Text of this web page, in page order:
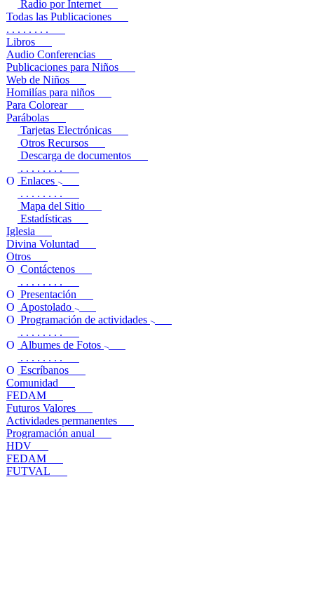
Radio por Internet
Todas las Publicaciones
. . . . . . . .
Libros
Audio Conferencias
Publicaciones para Niños
Web de Niños
Homilías para niños
Para Colorear
Parábolas
Tarjetas Electrónicas
Otros Recursos
Descarga de documentos
. . . . . . . .
Enlaces
. . . . . . . .
Mapa del Sitio
Estadísticas
Iglesia
Divina Voluntad
Otros
Contáctenos
. . . . . . . .
Presentación
Apostolado
Programación de actividades
. . . . . . . .
Albumes de Fotos
. . . . . . . .
Escríbanos
Comunidad
FEDAM
Futuros Valores
Actividades permanentes
Programación anual
HDV
FEDAM
FUTVAL